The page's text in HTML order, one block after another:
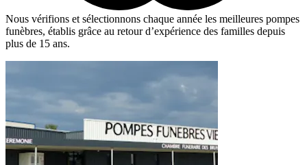
Nous vérifions et sélectionnons chaque année les meilleures pompes
funèbres, établis grâce au retour d’expérience des familles depuis
plus de 15 ans.